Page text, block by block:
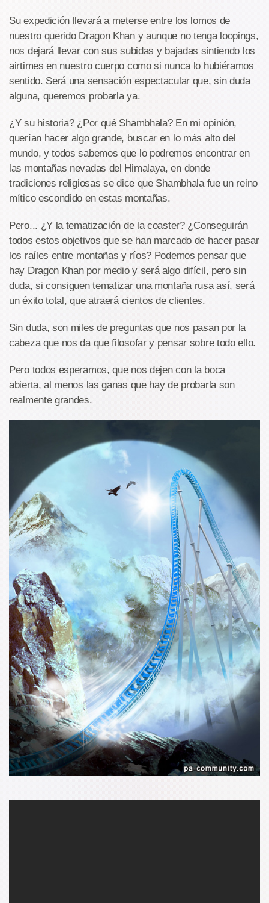
Su expedición llevará a meterse entre los lomos de
nuestro querido Dragon Khan y aunque no tenga loopings,
nos dejará llevar con sus subidas y bajadas sintiendo los
airtimes en nuestro cuerpo como si nunca lo hubiéramos
sentido. Será una sensación espectacular que, sin duda
alguna, queremos probarla ya.
¿Y su historia? ¿Por qué Shambhala? En mi opinión,
querían hacer algo grande, buscar en lo más alto del
mundo, y todos sabemos que lo podremos encontrar en
las montañas nevadas del Himalaya, en donde
tradiciones religiosas se dice que Shambhala fue un reino
mítico escondido en estas montañas.
Pero... ¿Y la tematización de la coaster? ¿Conseguirán
todos estos objetivos que se han marcado de hacer pasar
los raíles entre montañas y ríos? Podemos pensar que
hay Dragon Khan por medio y será algo difícil, pero sin
duda, si consiguen tematizar una montaña rusa así, será
un éxito total, que atraerá cientos de clientes.
Sin duda, son miles de preguntas que nos pasan por la
cabeza que nos da que filosofar y pensar sobre todo ello.
Pero todos esperamos, que nos dejen con la boca
abierta, al menos las ganas que hay de probarla son
realmente grandes.